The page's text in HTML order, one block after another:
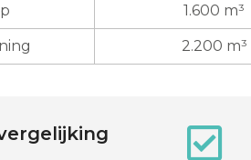
1.600 m³
2.200 m³